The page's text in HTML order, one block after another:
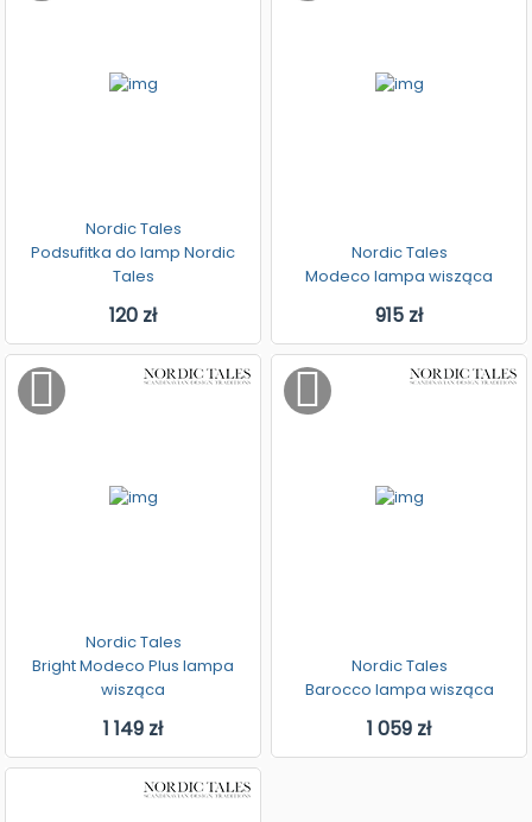
Nordic Tales
Podsufitka do lamp Nordic
Tales
120 zł
Nordic Tales
Modeco lampa wisząca
915 zł
Nordic Tales
Bright Modeco Plus lampa
wisząca
1 149 zł
Nordic Tales
Barocco lampa wisząca
1 059 zł